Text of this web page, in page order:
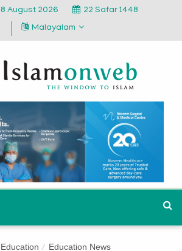
August 2026
22 Safar 1448
Malayalam
Education Education News